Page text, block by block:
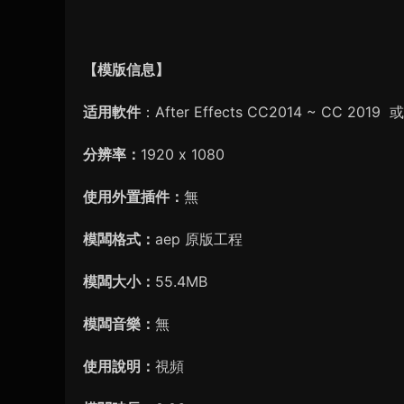
【模版信息】
适用軟件：After Effects CC2014 ~ CC 2019 或
分辨率： 1920 x 1080
使用外置插件： 無
模闆格式： aep 原版工程
模闆大小： 55.4MB
模闆音樂： 無
使用說明： 視頻